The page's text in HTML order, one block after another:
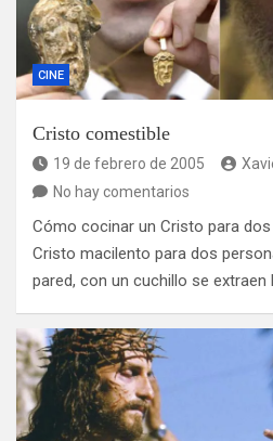
CINE
Cristo comestible
19 de febrero de 2005
No hay comentarios
Cómo cocinar un Cristo para
Cristo macilento para dos
pared, con un cuchillo se